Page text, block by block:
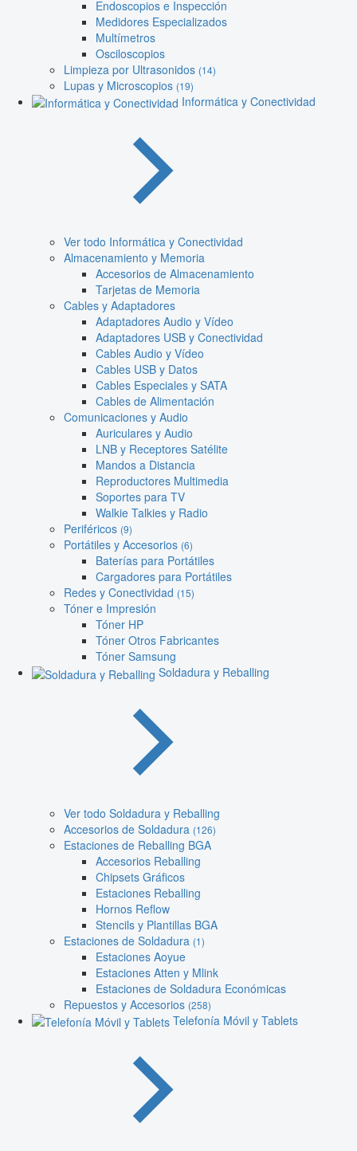
Endoscopios e Inspección
Medidores Especializados
Multímetros
Osciloscopios
Limpieza por Ultrasonidos (14)
Lupas y Microscopios (19)
Informática y Conectividad
Ver todo Informática y Conectividad
Almacenamiento y Memoria
Accesorios de Almacenamiento
Tarjetas de Memoria
Cables y Adaptadores
Adaptadores Audio y Vídeo
Adaptadores USB y Conectividad
Cables Audio y Vídeo
Cables USB y Datos
Cables Especiales y SATA
Cables de Alimentación
Comunicaciones y Audio
Auriculares y Audio
LNB y Receptores Satélite
Mandos a Distancia
Reproductores Multimedia
Soportes para TV
Walkie Talkies y Radio
Periféricos (9)
Portátiles y Accesorios (6)
Baterías para Portátiles
Cargadores para Portátiles
Redes y Conectividad (15)
Tóner e Impresión
Tóner HP
Tóner Otros Fabricantes
Tóner Samsung
Soldadura y Reballing
Ver todo Soldadura y Reballing
Accesorios de Soldadura (126)
Estaciones de Reballing BGA
Accesorios Reballing
Chipsets Gráficos
Estaciones Reballing
Hornos Reflow
Stencils y Plantillas BGA
Estaciones de Soldadura (1)
Estaciones Aoyue
Estaciones Atten y Mlink
Estaciones de Soldadura Económicas
Repuestos y Accesorios (258)
Telefonía Móvil y Tablets